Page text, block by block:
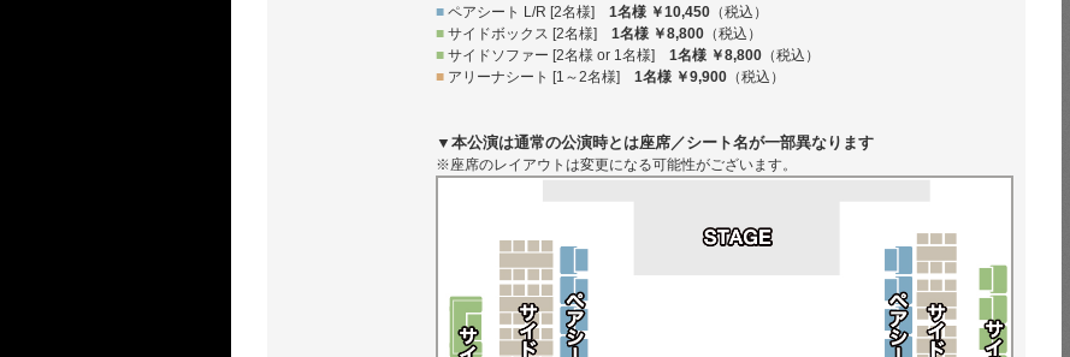
■ ペアシート L/R [2名様] 1名様 ￥10,450 （税込）
■ サイドボックス [2名様] 1名様 ￥8,800 （税込）
■ サイドソファー [2名様 or 1名様] 1名様 ￥8,800 （税込）
■ アリーナシート [1～2名様] 1名様 ￥9,900 （税込）
▼本公演は通常の公演時とは座席／シート名が一部異なります
※座席のレイアウトは変更になる可能性がございます。